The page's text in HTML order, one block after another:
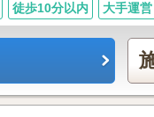
徒歩10分以内 大手運営